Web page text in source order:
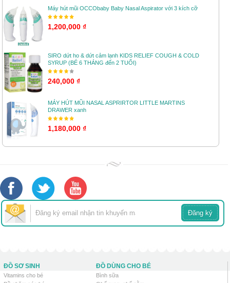
Máy hút mũi OCCObaby Baby Nasal Aspirator với 3 kích cỡ
1,200,000 ₫
SIRO dứt ho & dứt cảm lạnh KIDS RELIEF COUGH & COLD
SYRUP (BÉ 6 THÁNG đến 2 TUỔI)
240,000 ₫
MÁY HÚT MŨI NASAL ASPRIRTOR LITTLE MARTINS
DRAWER xanh
1,180,000 ₫
ĐỒ SƠ SINH
Vitamins cho bé
ĐỒ DÙNG CHO BÉ
Bình sữa